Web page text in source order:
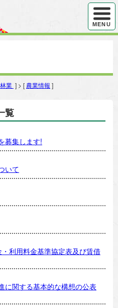
ハンバ
MENU
業 ] > [ 農業情報 ]
覧
募集します!
いて
利用料金基準協定表及び賃借
に関する基本的な構想の公表